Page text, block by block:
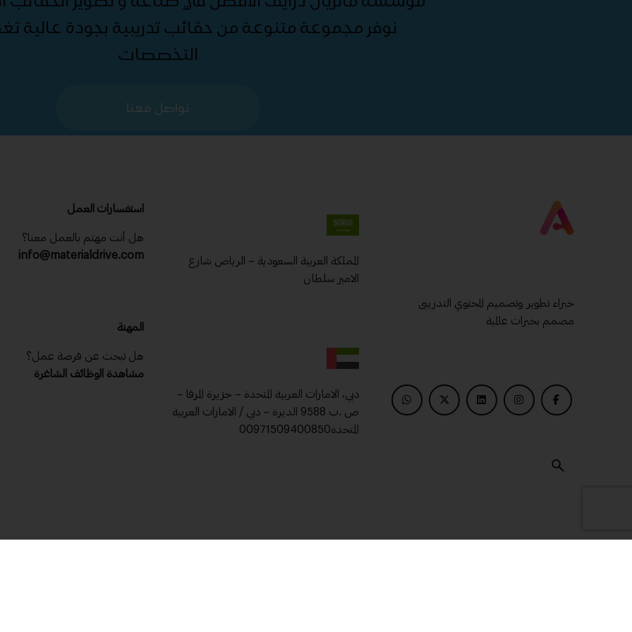
نوفر مجموعة متنوعة من حقائب تدريبية بجودة عالية
التخصصات
تواصل معنا
خبراء تطوير وتصميم المحتوي التدريبى
مصمم بخبرات عالمية
المملكة العربية السعودية – الرياض شارع
الامير سلطان
دبي، الامارات العربية المتحدة – جزيرة المرفا –
ص .ب 9588 الديرة – دبي / الامارات العربية
المتحدة00971509400850
استفسارات العمل
هل أنت مهتم بالعمل معنا؟
info@materialdrive.com
المهنة
هل تبحث عن فرصة عمل؟
مشاهدة الوظائف الشاغرة